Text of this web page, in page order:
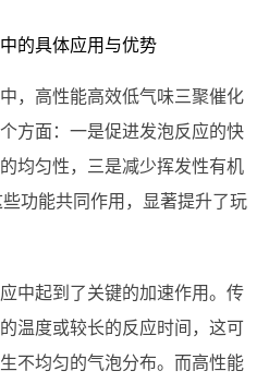
的具体应用与优势
，高性能高效低气味三聚催化
方面：一是促进发泡反应的快
均匀性，三是减少挥发性有机
功能共同作用，显著提升了玩
中起到了关键的加速作用。传
温度或较长的反应时间，这可
不均匀的气泡分布。而高性能